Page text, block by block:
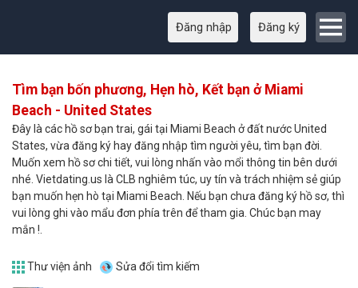
Đăng nhập Đăng ký
Tìm bạn bốn phương, Hẹn hò, Kết bạn ở Miami
Beach - United States
Đây là các hồ sơ bạn trai, gái tại Miami Beach ở đất nước United
States, vừa đăng ký hay đăng nhập tìm người yêu, tìm bạn đời.
Muốn xem hồ sơ chi tiết, vui lòng nhấn vào mổi thông tin bên dưới
nhé. Vietdating.us là CLB nghiêm túc, uy tín và trách nhiệm sẻ giúp
bạn muốn hẹn hò tại Miami Beach. Nếu bạn chưa đăng ký hồ sơ, thì
vui lòng ghi vào mẩu đơn phía trên để tham gia. Chúc bạn may
mắn !.
Thư viện ảnh Sửa đổi tìm kiếm